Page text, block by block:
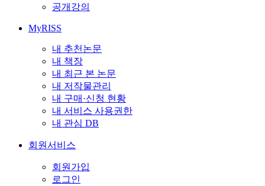
공개강의
MyRISS
내 추천논문
내 책장
내 최근 본 논문
내 저작물관리
내 구매·신청 현황
내 서비스 사용권한
내 관심 DB
회원서비스
회원가입
로그인